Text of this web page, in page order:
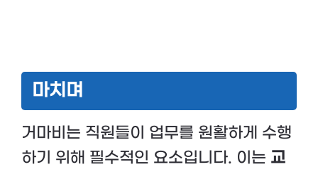
마치며
거마비는 직원들이 업무를 원활하게 수행
하기 위해 필수적인 요소입니다. 이는 교